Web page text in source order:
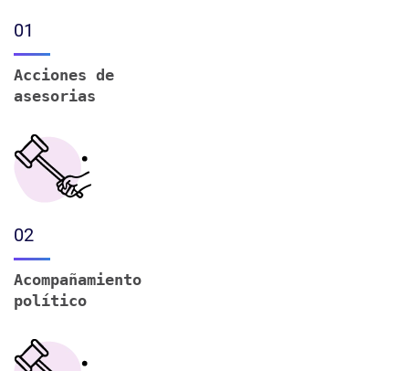
01
Acciones de
asesorias
02
Acompañamiento
político